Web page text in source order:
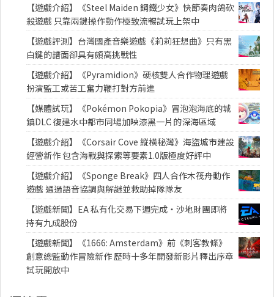
【遊戲介紹】《Steel Maiden 鋼鐵少女》快節奏肉鴿砍
殺遊戲 只靠兩鍵操作動作極致流暢試玩上架中
【遊戲評測】台灣國產音樂遊戲《莉莉狂想曲》只有黑
白鍵的譜面卻具有頗高挑戰性
【遊戲介紹】《Pyramidion》硬核雙人合作物理遊戲
扮演監工或苦工奮力鞭打對方前進
【媒體試玩】《Pokémon Pokopia》冒泡泡海底的城
鎮DLC 復建水中都市同場加映漆黑一片的深海區域
【遊戲介紹】《Corsair Cove 縱橫秘灣》海盜城市建設
經營新作 包含海戰與探索等要素1.0版極度好評中
【遊戲介紹】《Sponge Break》四人合作木筏舟動作
遊戲 通過語音協調與解謎並救助掉隊隊友
【遊戲新聞】EA 私有化交易下週完成・沙地財團即將
持有九成股份
【遊戲新聞】《1666: Amsterdam》前《刺客教條》
創意總監動作冒險新作 歷時十多年開發新影片釋出序章
試玩開放中